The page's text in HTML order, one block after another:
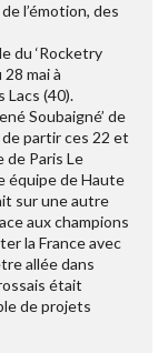
l’émotion, des
du ‘Rocketry
mai à
Lacs (40).
Soubaigné’ de
partir ces 22 et
de Paris Le
équipe de Haute
sur une autre
aux champions
la France avec
allée dans
était
de projets